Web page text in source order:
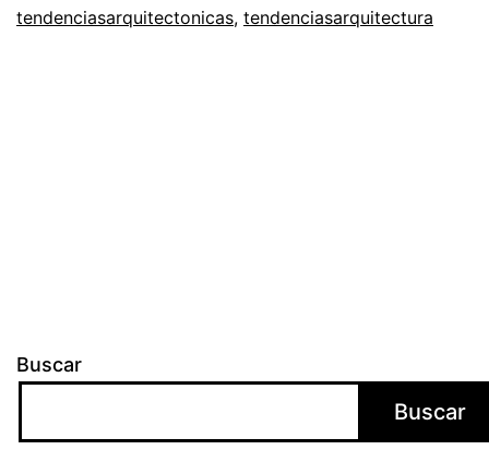
tendenciasarquitectonicas, tendenciasarquitectura
Buscar
Buscar